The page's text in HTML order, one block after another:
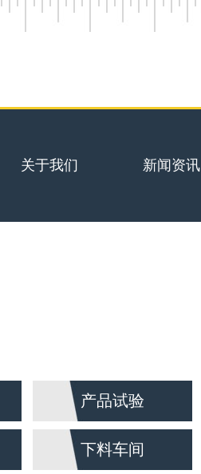
关于我们 新闻资讯
产品试验
下料车间